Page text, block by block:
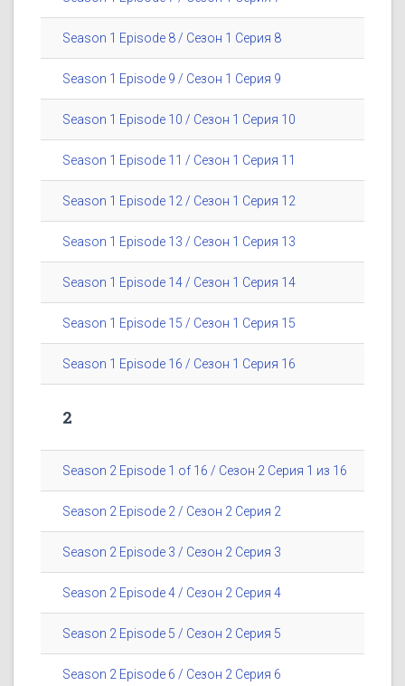
Season 1 Episode 8 / Сезон 1 Серия 8
Season 1 Episode 9 / Сезон 1 Серия 9
Season 1 Episode 10 / Сезон 1 Серия 10
Season 1 Episode 11 / Сезон 1 Серия 11
Season 1 Episode 12 / Сезон 1 Серия 12
Season 1 Episode 13 / Сезон 1 Серия 13
Season 1 Episode 14 / Сезон 1 Серия 14
Season 1 Episode 15 / Сезон 1 Серия 15
Season 1 Episode 16 / Сезон 1 Серия 16
2
Season 2 Episode 1 of 16 / Сезон 2 Серия 1 из 16
Season 2 Episode 2 / Сезон 2 Серия 2
Season 2 Episode 3 / Сезон 2 Серия 3
Season 2 Episode 4 / Сезон 2 Серия 4
Season 2 Episode 5 / Сезон 2 Серия 5
Season 2 Episode 6 / Сезон 2 Серия 6